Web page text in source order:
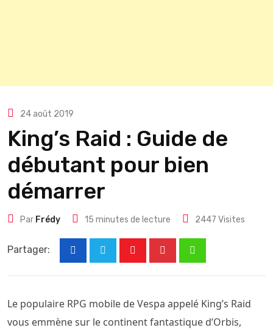
24 août 2019
King’s Raid : Guide de
débutant pour bien
démarrer
Par Frédy 15 minutes de lecture 2447 Visites
Partager:
Le populaire RPG mobile de Vespa appelé King’s Raid
vous emmène sur le continent fantastique d’Orbis,